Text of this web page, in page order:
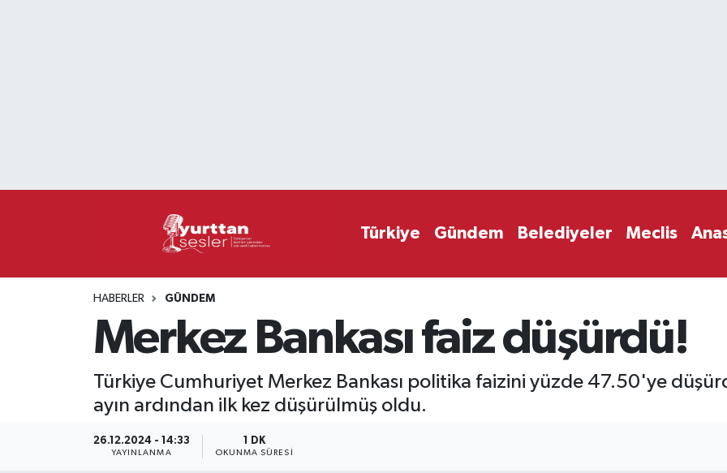
Türkiye Gündem Belediyeler Meclis
HABERLER GÜNDEM
Merkez Bankası faiz düşürdü!
Türkiye Cumhuriyet Merkez Bankası politika faizini yüzde 47.50'ye
ayın ardından ilk kez düşürülmüş oldu.
26.12.2024 - 14:33
YAYINLANMA
1 DK
OKUNMA SÜRESI
Süper Lig Puan Durumu ve Fikstür
Haber Arşivi